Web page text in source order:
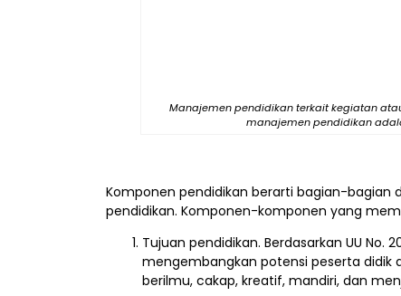
Manajemen pendidikan terkait kegiatan
manajemen pendidikan
Komponen pendidikan berarti bagian-bagian
pendidikan. Komponen-komponen yang
Tujuan pendidikan. Berdasarkan UU
mengembangkan potensi peserta didik
berilmu, cakap, kreatif, mandiri, dan